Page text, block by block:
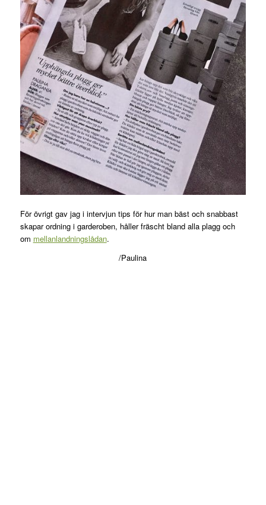
För övrigt gav jag i intervjun tips för hur man bäst och snabbast
skapar ordning i garderoben, håller fräscht bland alla plagg och
om mellanlandningslådan.
/Paulina